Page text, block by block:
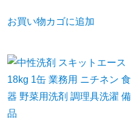
お買い物カゴに追加